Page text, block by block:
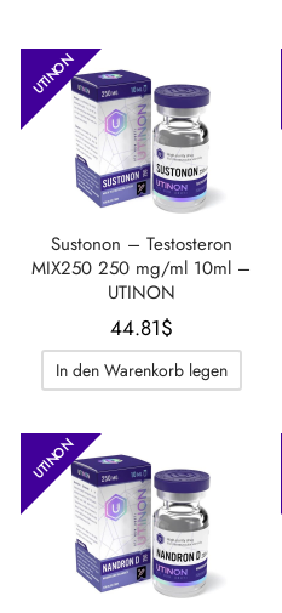
UTINON
Sustonon – Testosteron
MIX250 250 mg/ml 10ml –
UTINON
44.81$
In den Warenkorb legen
UTINON